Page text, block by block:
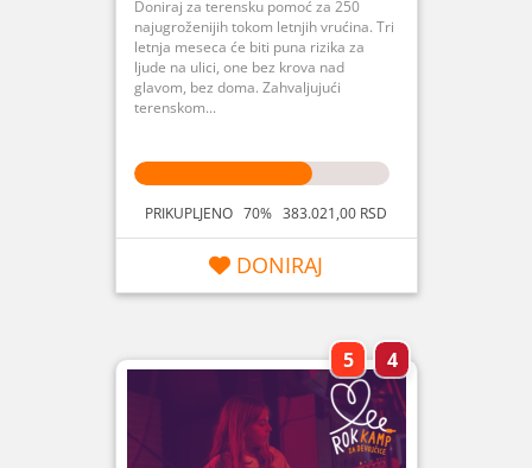
Doniraj za terensku pomoć za 250
najugroženijih tokom letnjih vrućina. Tri
letnja meseca će biti puna rizika za
ljude na ulici, one bez krova nad
glavom, bez doma. Zahvaljujući
terenskom...
PRIKUPLJENO 70% 383.021,00 RSD
DONIRAJ
5 4